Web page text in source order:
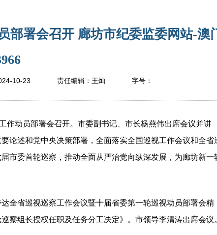
部署会召开 廊坊市纪委监委网站-澳
10-23 责任编辑： 王灿 字号：
动员部署会召开。市委副书记、市长杨燕伟出席会议并讲
论述和党中央决策部署，全面落实全国巡视工作会议和全省
市委首轮巡察，推动全面从严治党向纵深发展，为廊坊新一
省巡视巡察工作会议暨十届省委第一轮巡视动员部署会精
察组长授权任职及任务分工决定》。市领导李清涛出席会议